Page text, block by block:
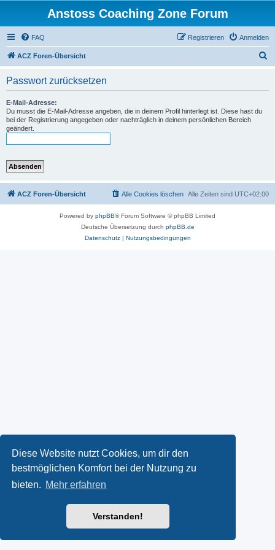
Diese Website nutzt Cookies, um dir den
bestmöglichen Komfort bei der Nutzung zu
bieten. Mehr erfahren
Verstanden!
Anstoss Coaching Zone Forum
FAQ Anmelden
Registrieren
ACZ Foren-Übersicht
Passwort zurücksetzen
E-Mail-Adresse:
Du musst die E-Mail-Adresse angeben, die in deinem Profil hinterlegt ist. Diese hast du
bei der Registrierung angegeben oder nachträglich in deinem persönlichen Bereich
geändert.
ACZ Foren-Übersicht Alle Zeiten sind UTC+02:00
Alle Cookies löschen
Powered by phpBB® Forum Software © phpBB Limited
Deutsche Übersetzung durch phpBB.de
Datenschutz| Nutzungsbedingungen